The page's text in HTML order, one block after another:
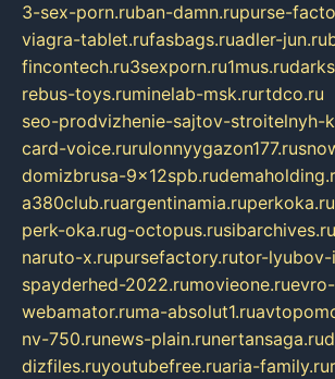
3-sex-porn.ruban-damn.rupurse-
viagra-tablet.rufasbags.ruadler-jun.ru
fincontech.ru3sexporn.ru1mus.ru
rebus-toys.ruminelab-msk.rurtdco.ru
seo-prodvizhenie-sajtov-stroitelnyh-
card-voice.rurulonnyygazon177.ru
domizbrusa-9x12spb.ru
a380club.ruargentinamia.ruperkoka.ru
perk-oka.rug-octopus.rusibarchives.ru
naruto-x.rupursefactory.rutor-lyubov-
spayderhed-2022.rumovieone.ru
webamator.ruma-absolut1.ru
nv-750.runews-plain.runertansaga.ru
dizfiles.ruyoutubefree.ruaria-family.ru